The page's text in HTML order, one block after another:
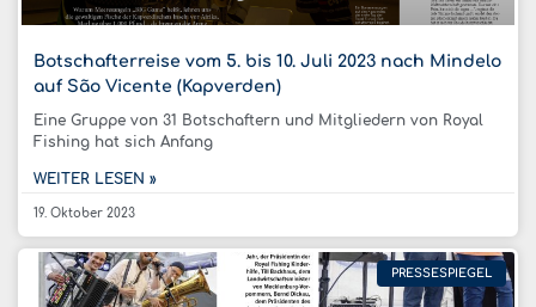
Botschafterreise vom 5. bis 10. Juli 2023 nach Mindelo
auf São Vicente (Kapverden)
Eine Gruppe von 31 Botschaftern und Mitgliedern von Royal
Fishing hat sich Anfang
WEITER LESEN »
19. Oktober 2023
PRESSESPIEGEL